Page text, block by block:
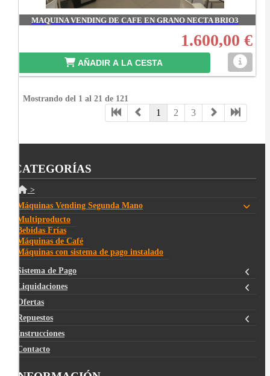
MAQUINA VENDING DE CAFE EN GRANO NECTA BRIO3
1.600,00 €
AÑADIR A LA CESTA
Mostrando del 1 al 21 de 121
1 2 3
CATEGORÍAS
>
Máquinas Vending Segunda Mano
Multiproducto
Bebidas Frías
Máquinas de Café
Máquinas con sistema de pago instalado
Sistema de Pago
Liquidaciones
Ofertas
Repuestos
Instrucciones
Contacto